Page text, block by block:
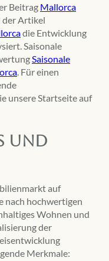
Beitrag Mallorca
der Artikel
die Entwicklung
Saisonale
Saisonale
. Für einen
unsere Startseite auf
und
auf
nach hochwertigen
Wohnen und
der
Merkmale: